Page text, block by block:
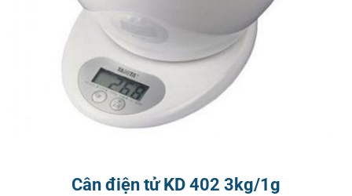
Cân điện tử KD 402 3kg/1g